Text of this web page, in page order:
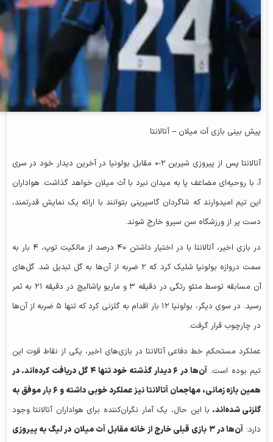
پیش بینی بازی آث میلان – آتالانتا
آتالانتا پس از پیروزی شیرین ۲-۰ مقابل بولونیا در آخرین دیدار خود در سری
آ، با روحیه‌ای مضاعف پا به میدان نبرد با آث میلان خواهد گذاشت. هواداران
این تیم امیدوارند که شاگردان گاسپرینی بتوانند با ارائه یک نمایش قدرتمند،
دست پر از ورزشگاه سن سیرو خارج شوند.
در بازی اخیر، آتالانتا با در اختیار داشتن ۴۰ درصد از مالکیت توپ، ۴ بار به
سمت دروازه بولونیا شلیک کرد که ۲ ضربه از آن‌ها به گل تبدیل شد. گل‌های
آن مسابقه توسط متئو رتگی در دقیقه ۳ و ماریو پاشالیچ در دقیقه ۲۱ به ثمر
رسید. در سوی دیگر، بولونیا ۱۲ بار اقدام به گلزنی کرد که تنها ۵ ضربه از آن‌ها
در چارچوب قرار گرفت.
عملکرد مستحکم خط دفاعی آتالانتا در بازی‌های اخیر، یکی از نقاط قوت این
تیم بوده است.
آن‌ها در ۶ دیدار گذشته خود تنها ۴ گل دریافت کرده‌اند. در
همین بازه زمانی، مهاجمان آتالانتا نیز عملکرد خوبی داشته و ۶ بار موفق به
گلزنی شده‌اند. با این حال، یک آمار نگران‌کننده برای هواداران آتالانتا وجود
دارد:
آن‌ها در ۳ بازی قبلی خارج از خانه مقابل آث میلان در لیگ به پیروزی